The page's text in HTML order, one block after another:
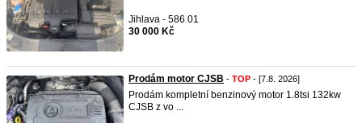
Jihlava - 586 01
30 000 Kč
Prodám motor CJSB - TOP - [7.8. 2026]
Prodám kompletní benzinový motor 1.8tsi 132kw
CJSB z vo ...